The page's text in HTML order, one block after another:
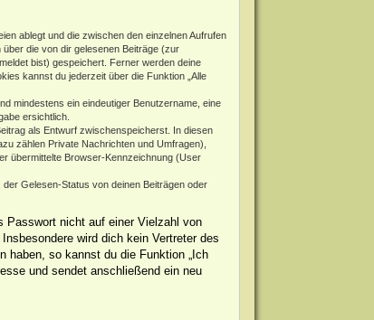
ablegt und die zwischen den einzelnen Aufrufen
die von dir gelesenen Beiträge (zur
bist) gespeichert. Ferner werden deine
kannst du jederzeit über die Funktion „Alle
mindestens ein eindeutiger Benutzername, eine
ersichtlich.
als Entwurf zwischenspeicherst. In diesen
zählen Private Nachrichten und Umfragen),
übermittelte Browser-Kennzeichnung (User
Gelesen-Status von deinen Beiträgen oder
Passwort nicht auf einer Vielzahl von
wird dich kein Vertreter des
haben, so kannst du die Funktion „Ich
und sendet anschließend ein neu